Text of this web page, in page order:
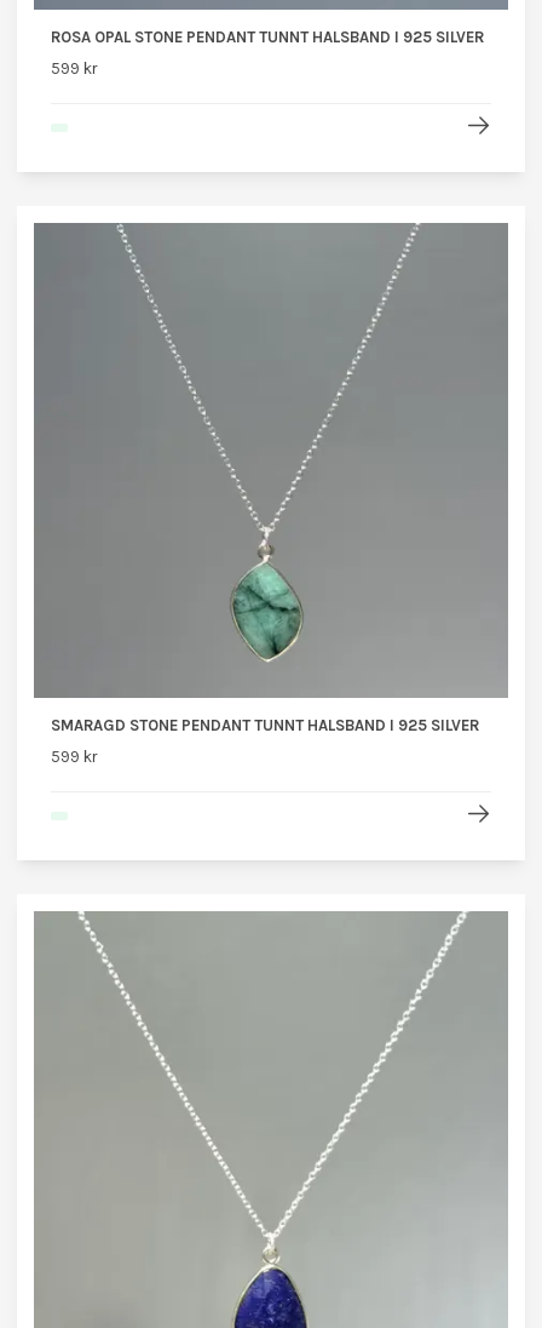
ROSA OPAL STONE PENDANT TUNNT HALSBAND I 925 SILVER
599 kr
SMARAGD STONE PENDANT TUNNT HALSBAND I 925 SILVER
599 kr